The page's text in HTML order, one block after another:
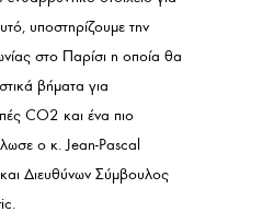
υποστηρίζουμε την
στο Παρίσι η οποία θα
βήματα για
CO2 και ένα πιο
ο κ. Jean-Pascal
Διευθύνων Σύμβουλος